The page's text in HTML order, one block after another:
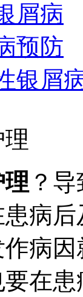
屑病
预防
银屑
？
病
病
在